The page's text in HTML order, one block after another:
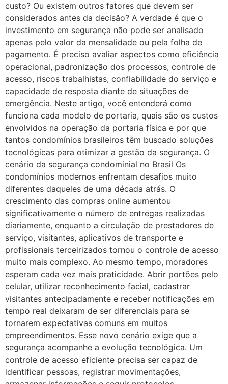
custo? Ou existem outros fatores que devem ser
considerados antes da decisão? A verdade é que o
investimento em segurança não pode ser analisado
apenas pelo valor da mensalidade ou pela folha de
pagamento. É preciso avaliar aspectos como eficiência
operacional, padronização dos processos, controle de
acesso, riscos trabalhistas, confiabilidade do serviço e
capacidade de resposta diante de situações de
emergência. Neste artigo, você entenderá como
funciona cada modelo de portaria, quais são os custos
envolvidos na operação da portaria física e por que
tantos condomínios brasileiros têm buscado soluções
tecnológicas para otimizar a gestão da segurança. O
cenário da segurança condominial no Brasil Os
condomínios modernos enfrentam desafios muito
diferentes daqueles de uma década atrás. O
crescimento das compras online aumentou
significativamente o número de entregas realizadas
diariamente, enquanto a circulação de prestadores de
serviço, visitantes, aplicativos de transporte e
profissionais terceirizados tornou o controle de acesso
muito mais complexo. Ao mesmo tempo, moradores
esperam cada vez mais praticidade. Abrir portões pelo
celular, utilizar reconhecimento facial, cadastrar
visitantes antecipadamente e receber notificações em
tempo real deixaram de ser diferenciais para se
tornarem expectativas comuns em muitos
empreendimentos. Esse novo cenário exige que a
segurança acompanhe a evolução tecnológica. Um
controle de acesso eficiente precisa ser capaz de
identificar pessoas, registrar movimentações,